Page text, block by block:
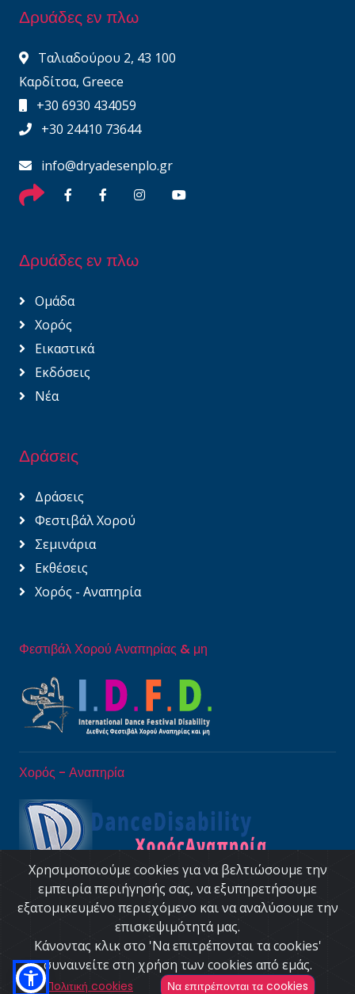
Χρησιμοποιούμε cookies για να βελτιώσουμε την
εμπειρία περιήγησής σας, να εξυπηρετήσουμε
εξατομικευμένο περιεχόμενο και να αναλύσουμε την
επισκεψιμότητά μας.
Κάνοντας κλικ στο 'Να επιτρέπονται τα cookies'
συναινείτε στη χρήση των cookies από εμάς.
Πoλιτική cookies Να επιτρέπονται τα cookies
Δρυάδες εν πλω
Ταλιαδούρου 2, 43 100
Καρδίτσα, Greece
+30 6930 434059
+30 24410 73644
info@dryadesenplo.gr
Δρυάδες εν πλω
Ομάδα
Χορός
Εικαστικά
Εκδόσεις
Νέα
Δράσεις
Δράσεις
Φεστιβάλ Χορού
Σεμινάρια
Εκθέσεις
Χορός - Αναπηρία
Φεστιβάλ Χορού Αναπηρίας & μη
Χορός - Αναπηρία
Δρυάδες εν πλω , 2014-2026. All right reserved.
Όροι χρήσης/Προσωπικά δεδομένα/Cookies